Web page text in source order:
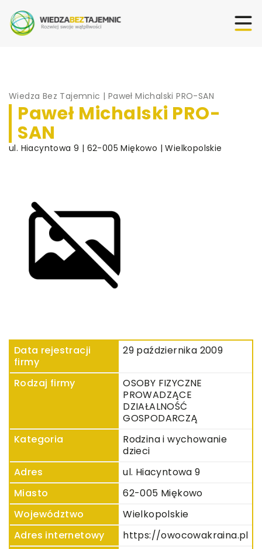
Wiedza Bez Tajemnic | Paweł Michalski PRO-SAN
Paweł Michalski PRO-
SAN
ul. Hiacyntowa 9 | 62-005 Miękowo | Wielkopolskie
Data rejestracji
firmy
29 października 2009
Rodzaj firmy
OSOBY FIZYCZNE
PROWADZĄCE
DZIAŁALNOŚĆ
GOSPODARCZĄ
Kategoria
Rodzina i wychowanie
dzieci
Adres
ul. Hiacyntowa 9
Miasto
62-005 Miękowo
Województwo
Wielkopolskie
Adres internetowy
https://owocowakraina.pl